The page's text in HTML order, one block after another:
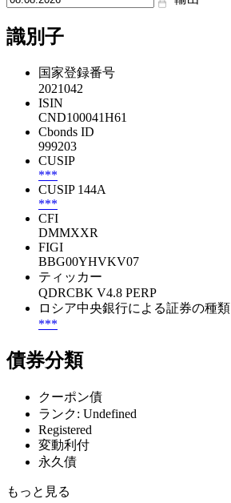
識別子
国家登録番号
2021042
ISIN
CND100041H61
Cbonds ID
999203
CUSIP
***
CUSIP 144A
***
CFI
DMMXXR
FIGI
BBG00YHVKV07
ティッカー
QDRCBK V4.8 PERP
ロシア中央銀行による証券の種類
***
債券分類
クーポン債
ランク: Undefined
Registered
変動利付
永久債
もっと見る